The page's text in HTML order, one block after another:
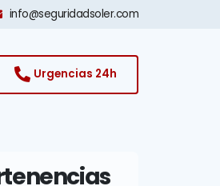
info@seguridadsoler.com
Urgencias 24h